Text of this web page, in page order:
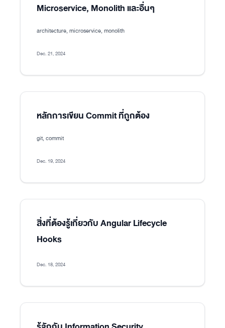
Microservice, Monolith และอื่นๆ
architecture, microservice, monolith
Dec. 21, 2024
หลักการเขียน Commit ที่ถูกต้อง
git, commit
Dec. 19, 2024
สิ่งที่ต้องรู้เกี่ยวกับ Angular Lifecycle
Hooks
Dec. 18, 2024